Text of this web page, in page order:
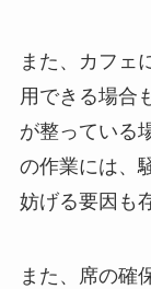
また、カフェ
用できる場合
が整っている
の作業には、
妨げる要因も
また、席の確